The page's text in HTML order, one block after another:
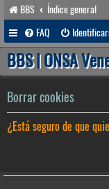
BBS
Índice general
FAQ
BBS | ONSA
Borrar cookies
¿Está seguro de que